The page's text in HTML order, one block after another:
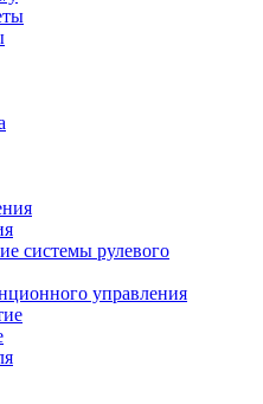
системы рулевого
управления